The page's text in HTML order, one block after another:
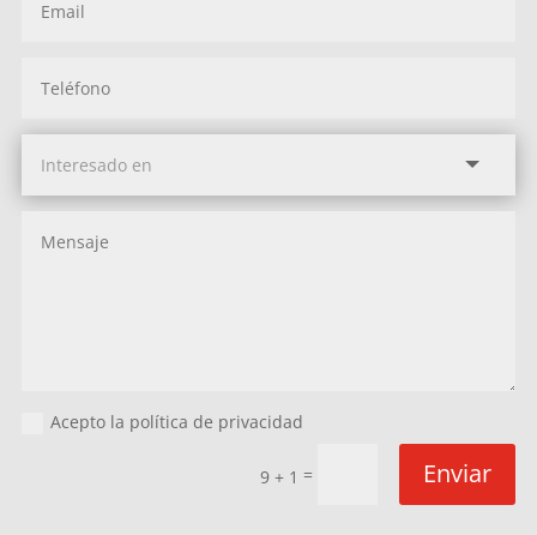
Acepto la política de privacidad
9 + 1 = Enviar